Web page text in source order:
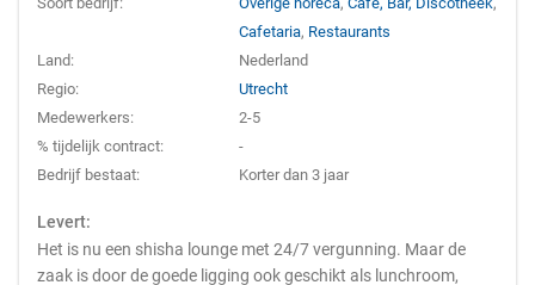
Cafetaria, Restaurants
Land:
Nederland
Regio:
Utrecht
Medewerkers:
2-5
% tijdelijk contract:
-
Bedrijf bestaat:
Korter dan 3 jaar
Levert:
Het is nu een shisha lounge met 24/7 vergunning. Maar de
zaak is door de goede ligging ook geschikt als lunchroom,